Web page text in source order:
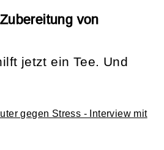
von
jetzt ein Tee. Und